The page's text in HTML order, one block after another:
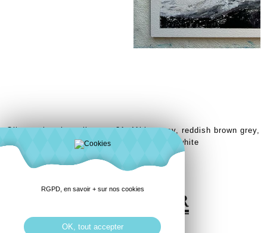
Oil pastel arches oil paper 31x41blue grey, reddish brown grey,
Payne's grey, black mars, with, iridescent white
RGPD, en savoir + sur nos cookies
OK, tout accepter